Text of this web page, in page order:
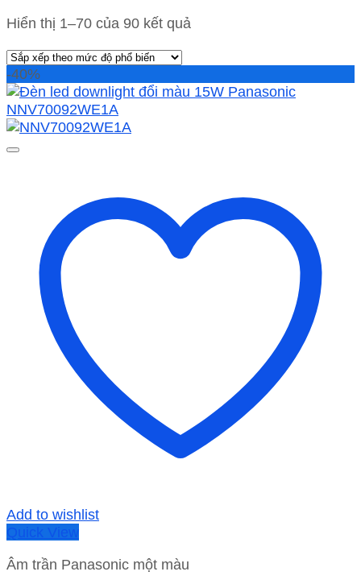
Hiển thị 1–70 của 90 kết quả
-40%
Add to wishlist
Quick View
Âm trần Panasonic một màu